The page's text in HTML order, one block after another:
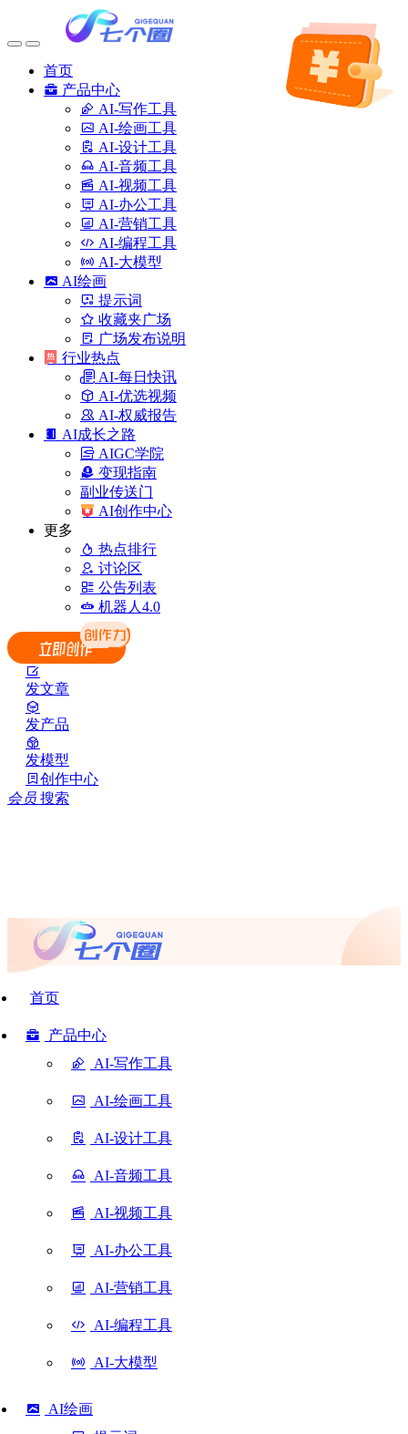
首页
产品中心
AI-写作工具
AI-绘画工具
AI-设计工具
AI-音频工具
AI-视频工具
AI-办公工具
AI-营销工具
AI-编程工具
AI-大模型
AI绘画
提示词
收藏夹广场
广场发布说明
行业热点
AI-每日快讯
AI-优选视频
AI-权威报告
AI成长之路
AIGC学院
变现指南
副业传送门
AI创作中心
更多
热点排行
讨论区
公告列表
机器人4.0
发文章
发产品
发模型
创作中心
会员 搜索
首页
产品中心
AI-写作工具
AI-绘画工具
AI-设计工具
AI-音频工具
AI-视频工具
AI-办公工具
AI-营销工具
AI-编程工具
AI-大模型
AI绘画